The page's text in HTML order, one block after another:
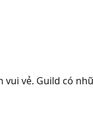
vẻ. Guild có